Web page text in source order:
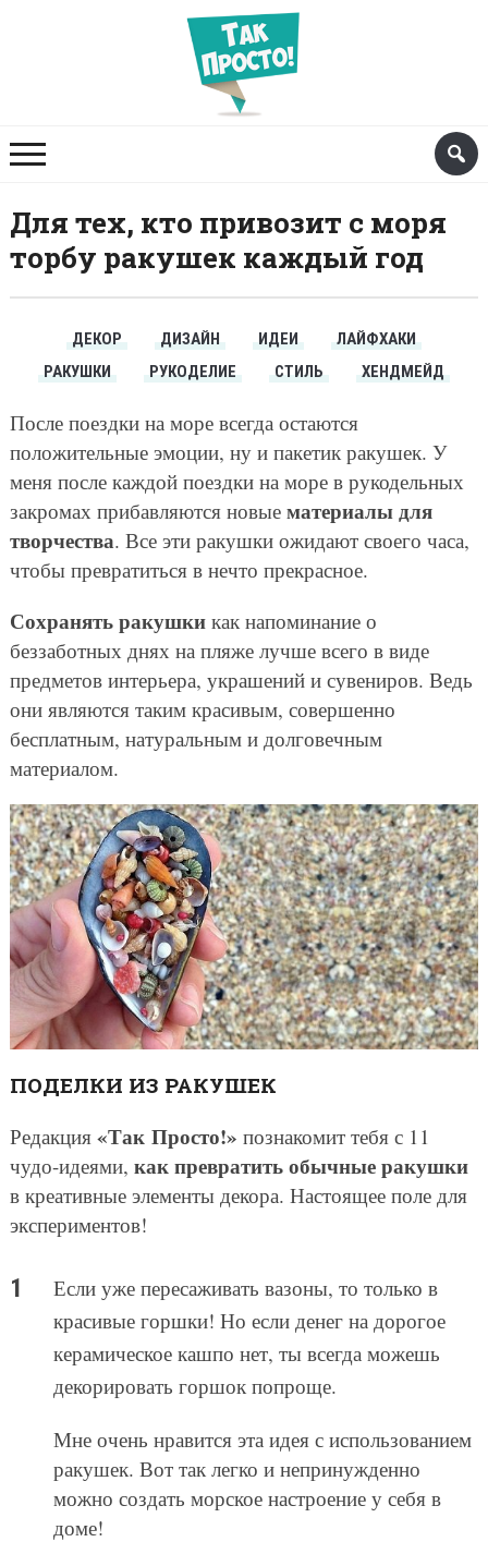
Для тех, кто привозит с моря
торбу ракушек каждый год
ДЕКОР ДИЗАЙН ИДЕИ
ЛАЙФХАКИ
РАКУШКИ
РУКОДЕЛИЕ СТИЛЬ ХЕНДМЕЙД
После поездки на море всегда остаются
положительные эмоции, ну и пакетик ракушек. У
меня после каждой поездки на море в рукодельных
закромах прибавляются новые материалы для
творчества. Все эти ракушки ожидают своего часа,
чтобы превратиться в нечто прекрасное.
Сохранять ракушкикак напоминание о
беззаботных днях на пляже лучше всего в виде
предметов интерьера, украшений и сувениров. Ведь
они являются таким красивым, совершенно
бесплатным, натуральным и долговечным
материалом.
ПОДЕЛКИ ИЗ РАКУШЕК
Редакция «Так Просто!» познакомит тебя с 11
чудо-идеями, как превратить обычные ракушки
в креативные элементы декора. Настоящее поле для
экспериментов!
Если уже пересаживать вазоны, то только в
красивые горшки! Но если денег на дорогое
керамическое кашпо нет, ты всегда можешь
декорировать горшок попроще.
Мне очень нравится эта идея с использованием
ракушек. Вот так легко и непринужденно
можно создать морское настроение у себя в
доме!